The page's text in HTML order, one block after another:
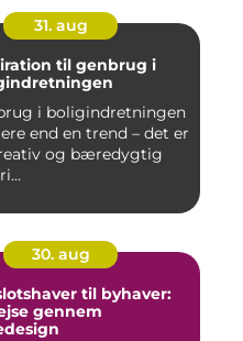
31. aug
til genbrug i
i boligindretningen
end en trend – det er
og bæredygtig
30. aug
til byhaver:
gennem